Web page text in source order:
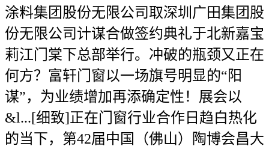
涂料集团股份无限公司取深圳广田集团股
份无限公司计谋合做签约典礼于北新嘉宝
莉江门棠下总部举行。冲破的瓶颈又正在
何方？富轩门窗以一场旗号明显的“阳
谋”，为业绩增加再添确定性！展会以
&l...[细致]正在门窗行业合作日趋白热化
的当下，第42届中国（佛山）陶博会昌大